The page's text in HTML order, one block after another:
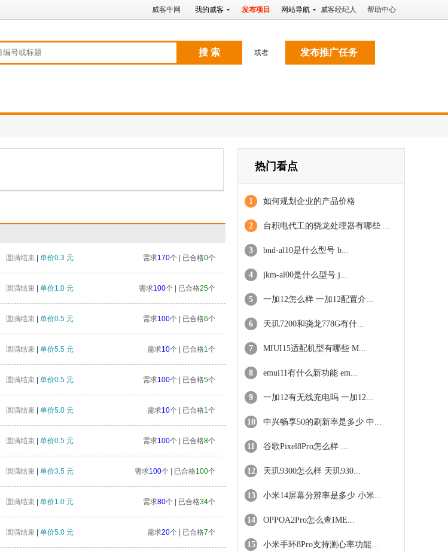
威客牛网 我的威客 发布项目 网站导航 威客经纪人 帮助中心
搜 索 或者 发布推广任务
需求170个 | 已合格0个
圆满结束 单价0.3 元
需求100个 | 已合格25个
圆满结束 单价1.0 元
需求100个 | 已合格6个
圆满结束 单价0.5 元
需求10个 | 已合格1个
圆满结束 单价5.5 元
需求100个 | 已合格5个
圆满结束 单价0.5 元
需求10个 | 已合格1个
圆满结束 单价5.0 元
需求100个 | 已合格8个
圆满结束 单价0.5 元
需求100个 | 已合格100个
圆满结束 单价3.5 元
需求80个 | 已合格34个
圆满结束 单价1.0 元
需求20个 | 已合格7个
圆满结束 单价5.0 元
热门看点
1 如何规划企业的产品价格
2 台积电代工的骁龙处理器有哪些 ...
3 bnd-al10是什么型号 b...
4 jkm-al00是什么型号 j...
5 一加12怎么样 一加12配置介...
6 天玑7200和骁龙778G有什...
7 MIUI15适配机型有哪些 M...
8 emui11有什么新功能 em...
9 一加12有无线充电吗 一加12...
10 中兴畅享50的刷新率是多少 中...
11 谷歌Pixel8Pro怎么样 ...
12 天玑9300怎么样 天玑930...
13 小米14屏幕分辨率是多少 小米...
14 OPPOA2Pro怎么查IME...
15 小米手环8Pro支持测心率功能...